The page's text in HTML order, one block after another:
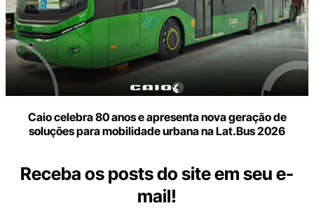
Caio celebra 80 anos e apresenta nova geração de
soluções para mobilidade urbana na Lat.Bus 2026
Receba os posts do site em seu e-
mail!